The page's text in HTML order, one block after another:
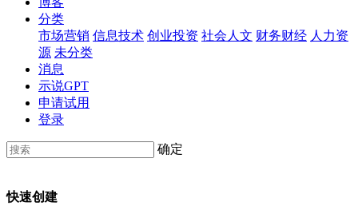
分类
市场营销 信息技术 创业投资 社会人文 财务财经 人力资
源 未分类
消息
示说GPT
申请试用
登录
确定
快速创建